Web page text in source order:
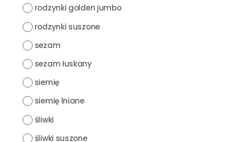
rodzynki golden jumbo
rodzynki suszone
sezam
sezam łuskany
siemię
siemię lniane
śliwki
śliwki suszone